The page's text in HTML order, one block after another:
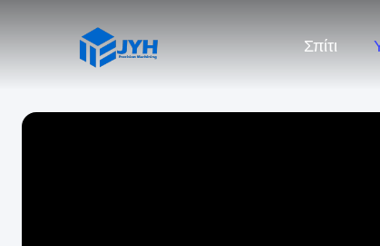
Σπίτι